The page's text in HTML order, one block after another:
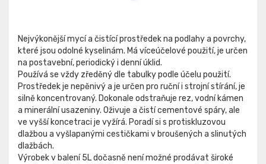
Nejvýkonější mycí a čistící prostředek na podlahy a povrchy,
které jsou odolné kyselinám. Má víceúčelové použití, je určen
na postavební, periodický i denní úklid.
Používá se vždy zředěný dle tabulky podle účelu použití.
Prostředek je nepěnivý a je určen pro ruční i strojní stírání, je
silně koncentrovaný. Dokonale odstraňuje rez, vodní kámen
a minerální usazeniny. Oživuje a čistí cementové spáry, ale
ve vyšší koncetraci je vyžírá. Poradí si s protiskluzovou
dlažbou a vyšlapanými cestičkami v broušených a slinutých
dlažbách.
Výrobek v balení 5L dočasně není možné prodávat široké